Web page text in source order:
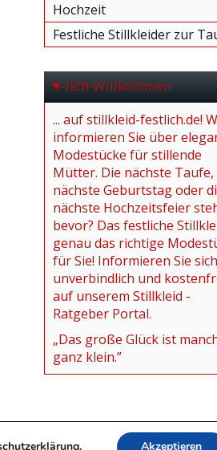
Hochzeit
Festliche Stillkleider zur
♥-lich Willkommen
... auf stillkleid-festlich.de!
informieren Sie über
Modestücke für stillende
Mütter. Die nächste Taufe,
nächste Geburtstag oder
nächste Hochzeitsfeier
bevor? Das festliche
genau das richtige
für Sie! Informieren Sie sich
unverbindlich und
auf unserem Stillkleid -
Ratgeber Portal.
„Das große Glück ist
ganz klein.”
. Akzeptieren